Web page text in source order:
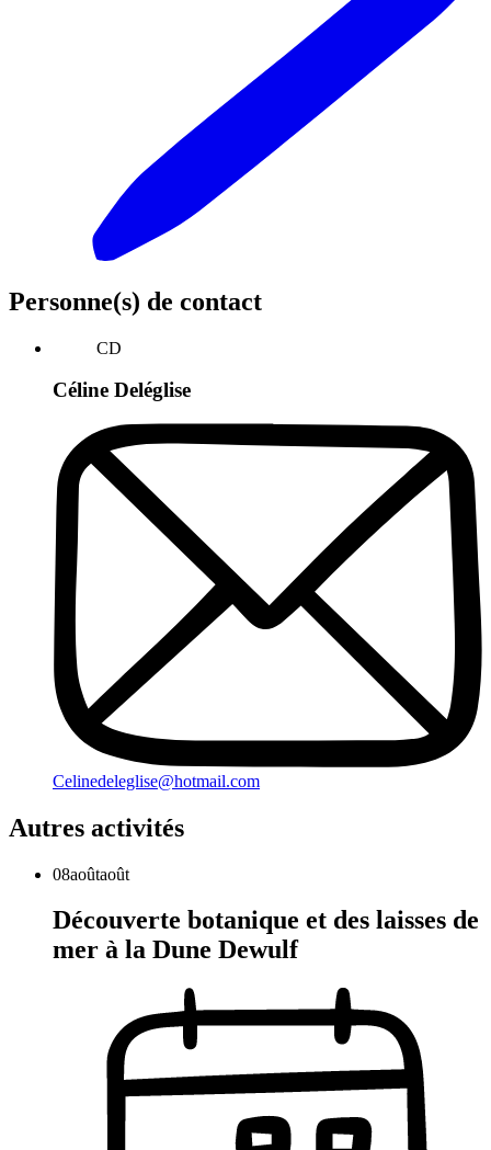
Personne(s) de contact
CD
Céline Deléglise
Celinedeleglise@hotmail.com
Autres activités
08aoûtaoût
Découverte botanique et des laisses de
mer à la Dune Dewulf